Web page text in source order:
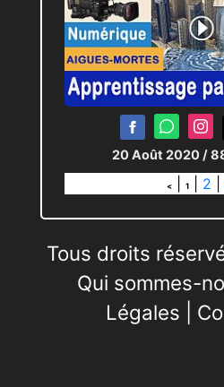
20 Août 2020 /
< 1 2
Tous droits
Qui sommes-
Légales